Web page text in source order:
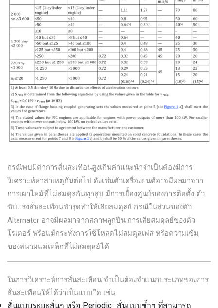
กรณีพบมีค่าการสั่นสะเทือนสูงเกินค่าแนะนำจำเป็นต้องมีการ
วิเคราะห์หาสาเหตุกันต่อไป ดังเช่นตัวเครื่องยนต์อาจมีผลมาจาก
การเผาไหม้ที่ไม่สมดุลกันทุกสูบ มีการเยื่้องศูนย์ของการติดตั้ง ตัว
ซับแรงสั่นสะเทือนชำรุดทำให้เสียสมดุลย์ กรณีในส่วนของตัว
Alternator อาจมีผลมาจากสภาพลูกปืน การเสียสมดุลย์ของตัว
โรเตอร์ หรือแม้กระทั่งการใช้โหลดไม่สมดุลเฟส หรือความเข้ม
ของสนามแม่เหล็กที่ไม่สมดุลย์ได้
ในการวิเคราะห์การสั่นสะเทือน จำเป็นต้องจำแนกประเภทของการ
สั่นสะเทือนให้ได้ว่าเป็นแบบใด เช่น
สั่นแบบระยะสั่นๆ หรือ Periodic : สั่นแบบซ้ำๆ ที่สามารถ